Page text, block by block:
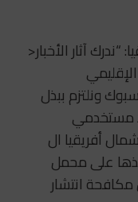
آثار الأخبار<
ونلتزم ببذل
مستخدمي
أفريقيا ال
على محمل
انتشار